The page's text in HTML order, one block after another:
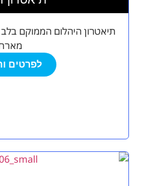
תיאטרון היהלום הממוקם
לפרטים